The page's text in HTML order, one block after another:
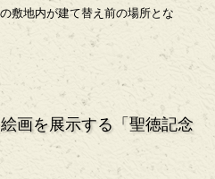
敷地内が建て替え前の場所とな
画を展示する「聖徳記念